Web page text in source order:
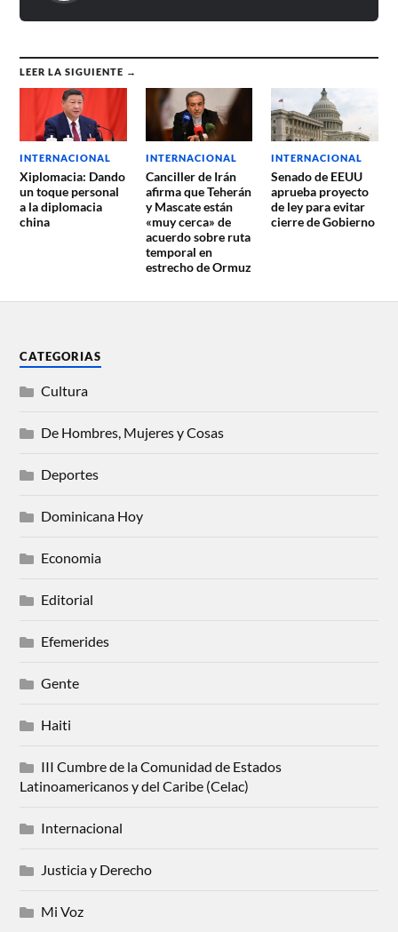
LEER LA SIGUIENTE →
INTERNACIONAL
Xiplomacia: Dando
un toque personal
a la diplomacia
china
INTERNACIONAL
Canciller de Irán
afirma que Teherán
y Mascate están
«muy cerca» de
acuerdo sobre ruta
temporal en
estrecho de Ormuz
INTERNACIONAL
Senado de EEUU
aprueba proyecto
de ley para evitar
cierre de Gobierno
CATEGORIAS
Cultura
De Hombres, Mujeres y Cosas
Deportes
Dominicana Hoy
Economia
Editorial
Efemerides
Gente
Haiti
III Cumbre de la Comunidad de Estados
Latinoamericanos y del Caribe (Celac)
Internacional
Justicia y Derecho
Mi Voz